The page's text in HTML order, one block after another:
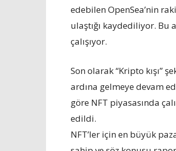
edebilen OpenSea’nin
ulaştığı kaydediliyor. Bu
çalışıyor.
Son olarak “Kripto kışı”
ardına gelmeye devam
göre NFT piyasasında
edildi.
NFT’ler için en büyük